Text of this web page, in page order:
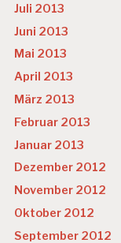
Juli 2013
Juni 2013
Mai 2013
April 2013
März 2013
Februar 2013
Januar 2013
Dezember 2012
November 2012
Oktober 2012
September 2012